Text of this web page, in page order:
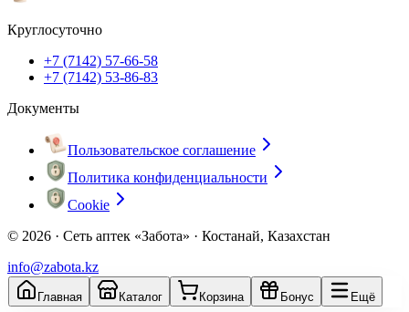
Круглосуточно
+7 (7142) 57-66-58
+7 (7142) 53-86-83
Документы
Пользовательское соглашение
Политика конфиденциальности
Cookie
© 2026 · Сеть аптек «Забота» · Костанай, Казахстан
info@zabota.kz
Главная Каталог Корзина Бонус Ещё